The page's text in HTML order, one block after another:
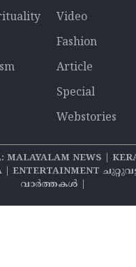
Video
Fashion
Article
Special
Webstories
MALAYALAM NEWS |
| ENTERTAINMENT
വാര്‍ത്തകൾ |